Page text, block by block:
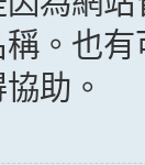
稱。也
助。